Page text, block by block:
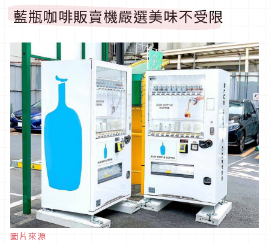
藍瓶咖啡販賣機嚴選美味不受限
圖片來源